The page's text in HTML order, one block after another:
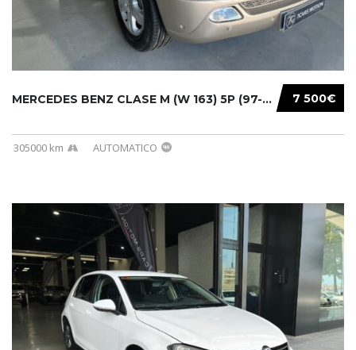
7 500€
MERCEDES BENZ CLASE M (W 163) 5P (97-05) 200...
305000 km AUTOMATICO